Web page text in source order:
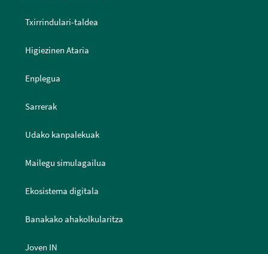
Txirrindulari-taldea
Higiezinen Ataria
Enplegua
Sarrerak
Udako kanpalekuak
Mailegu simulagailua
Ekosistema digitala
Banakako ahakolkularitza
Joven IN